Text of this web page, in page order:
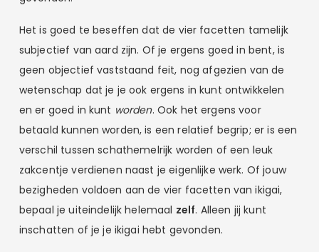
Het is goed te beseffen dat de vier facetten tamelijk
subjectief van aard zijn. Of je ergens goed in bent, is
geen objectief vaststaand feit, nog afgezien van de
wetenschap dat je je ook ergens in kunt ontwikkelen
en er goed in kunt worden. Ook het ergens voor
betaald kunnen worden, is een relatief begrip; er is een
verschil tussen schathemelrijk worden of een leuk
zakcentje verdienen naast je eigenlijke werk. Of jouw
bezigheden voldoen aan de vier facetten van ikigai,
bepaal je uiteindelijk helemaal zelf. Alleen jij kunt
inschatten of je je ikigai hebt gevonden.